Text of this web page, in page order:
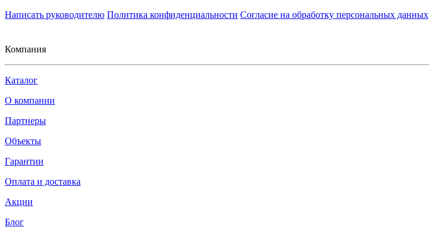
Написать руководителю Политика конфиденциальности Согласие на обработку персональных данных
Компания
Каталог
О компании
Партнеры
Объекты
Гарантии
Оплата и доставка
Акции
Блог